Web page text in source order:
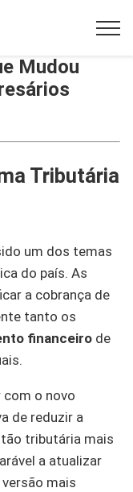
Mudou
Tributária
um dos temas
do país. As
a cobrança de
tanto os
financeiro de
com o novo
de reduzir a
tributária mais
a atualizar
mais